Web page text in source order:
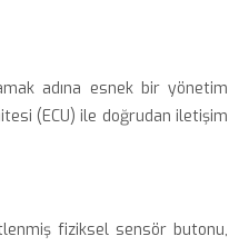
adına esnek bir yönetim
(ECU) ile doğrudan iletişim
fiziksel sensör butonu,